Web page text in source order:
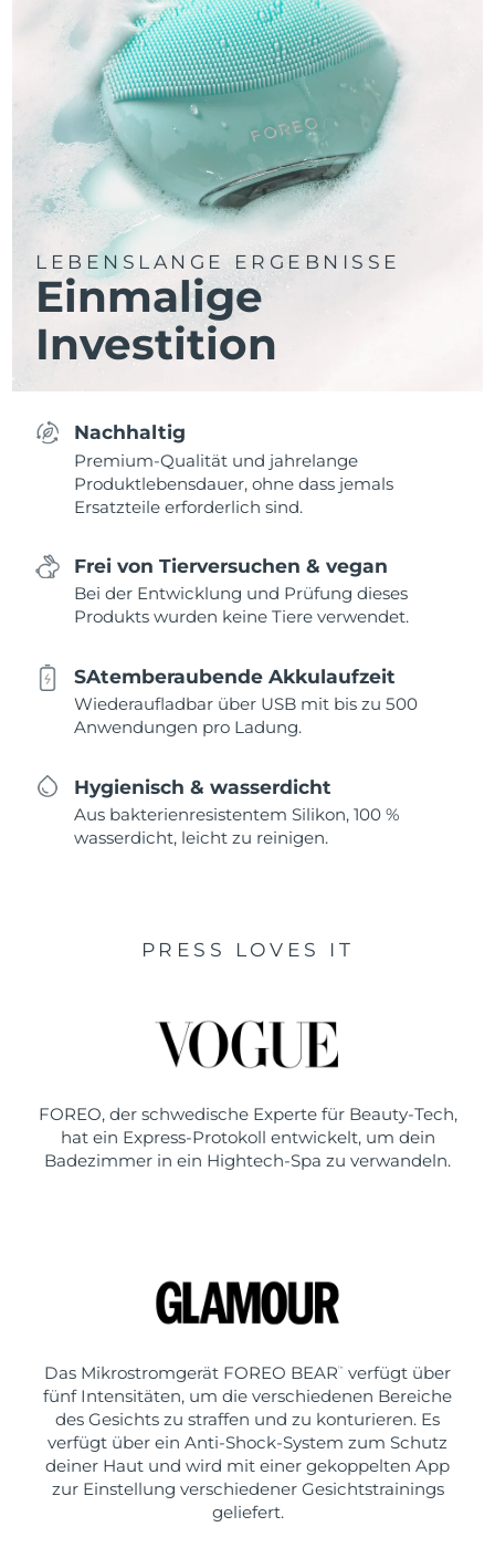
LEBENSLANGE ERGEBNISSE
Einmalige
Investition
Nachhaltig
Premium-Qualität und jahrelange
Produktlebensdauer, ohne dass jemals
Ersatzteile erforderlich sind.
Frei von Tierversuchen & vegan
Bei der Entwicklung und Prüfung dieses
Produkts wurden keine Tiere verwendet.
SAtemberaubende Akkulaufzeit
Wiederaufladbar über USB mit bis zu 500
Anwendungen pro Ladung.
Hygienisch & wasserdicht
Aus bakterienresistentem Silikon, 100 %
wasserdicht, leicht zu reinigen.
PRESS LOVES IT
FOREO, der schwedische Experte für Beauty-Tech,
hat ein Express-Protokoll entwickelt, um dein
Badezimmer in ein Hightech-Spa zu verwandeln.
Das Mikrostromgerät FOREO BEAR ™
verfügt über
fünf Intensitäten, um die verschiedenen Bereiche
des Gesichts zu straffen und zu konturieren. Es
verfügt über ein Anti-Shock-System zum Schutz
deiner Haut und wird mit einer gekoppelten App
zur Einstellung verschiedener Gesichtstrainings
geliefert.